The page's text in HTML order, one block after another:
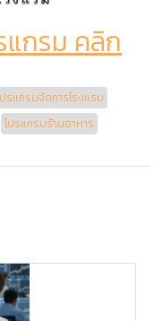
แกรม คลิก
รแกรมจัดการโรงแรม
โปรแกรมร้านอาหาร